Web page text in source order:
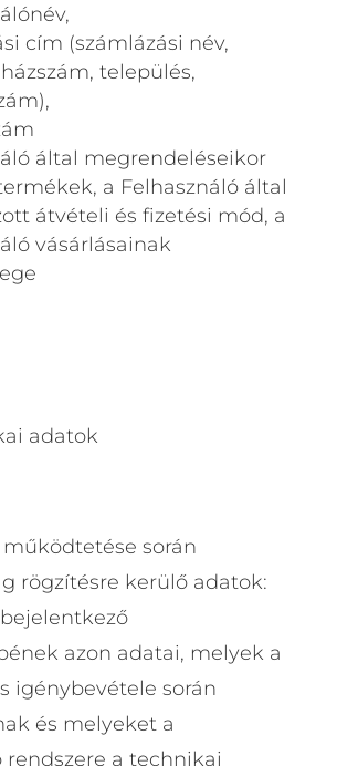
cím (számlázási név,
település,
által megrendeléseikor
a Felhasználó által
átvételi és fizetési mód, a
vásárlásainak
adatok
során
rögzítésre kerülő adatok:
azon adatai, melyek a
igénybevétele során
és melyeket a
rendszere a technikai